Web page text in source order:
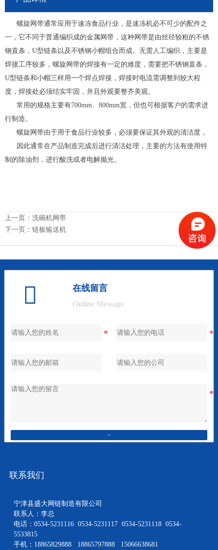
螺旋网带通常应用于速冻食品行业，是速冻机必不可少的配件之
一，它不同于普通编织成的金属网带，这种网带是由丝径较粗的不锈
钢直条，U型链条以及不锈钢小帽组合而成。无需人工编织，主要是
焊接工序较多，螺旋网带的焊接有一定的难度，需要把不锈钢直条，
U型链条和小帽三样用一个焊点焊接，焊接时电流需调整到较大程
度，焊接处必须结实牢固，并且外观要整齐美观。
常用的规格主要有700mm、800mm宽，但也可根据客户的需求进
行制造。
螺旋网带由于用于食品行业较多，必须要保证其外观的清洁度，
因此通常在产品制造完成后进行清洁处理，主要的方法有使用特
制的除油剂，进行酸洗或者电解抛光。
上一页： 洗碗机网带
下一页： 链板输送机
 在线留言
Online Message
联系我们
宁津县盛大网链制造有限公司
联系人：李总
电话：0534-5231116 0534-5231117 0534-5231118 0534-
5533815
手机：18865829888 18865797888 15066638681